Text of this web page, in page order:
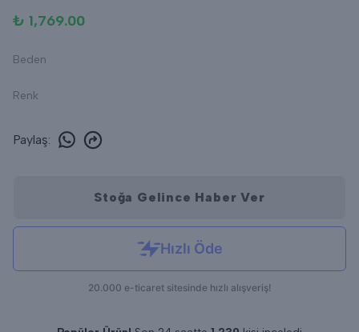
₺ 1,769.00
Beden
Renk
Paylaş:
Stoğa Gelince Haber Ver